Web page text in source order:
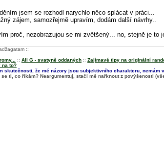
jsem se rozhodl narychlo něco splácat v práci...
zájem, samozřejmě upravím, dodám další návrhy..
proč, nezobrazujou se mi zvětšený... no, stejně je to
::
:: Ali G - svatyně oddaných :: Zajímavé tipy na originální
na to?
skutečnosti, že mé názory jsou subjektivního charakteru, nemám
ti, co říkám? Neargumentuj, stačí mě nařknout z povýšenosti